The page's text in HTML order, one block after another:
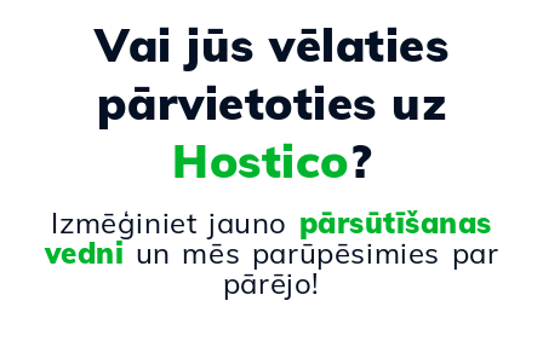
Vai jūs vēlaties
pārvietoties uz
Hostico?
Izmēģiniet jauno pārsūtīšanas
vedni un mēs parūpēsimies par
pārējo!